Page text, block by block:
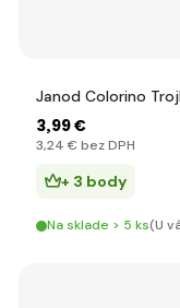
Janod Colorino
3,99 €
3,24 € bez DPH
+ 3 body
Na sklade > 5 ks(U